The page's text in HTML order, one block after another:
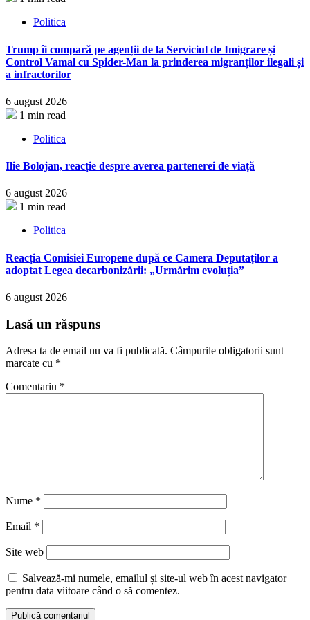
Politica
Trump îi compară pe agenții de la Serviciul de Imigrare și
Control Vamal cu Spider-Man la prinderea migranților ilegali și
a infractorilor
6 august 2026
1 min read
Politica
Ilie Bolojan, reacție despre averea partenerei de viață
6 august 2026
1 min read
Politica
Reacția Comisiei Europene după ce Camera Deputaților a
adoptat Legea decarbonizării: „Urmărim evoluția”
6 august 2026
Lasă un răspuns
Adresa ta de email nu va fi publicată. Câmpurile obligatorii sunt
marcate cu *
Comentariu *
Nume *
Email *
Site web
Salvează-mi numele, emailul și site-ul web în acest navigator
pentru data viitoare când o să comentez.